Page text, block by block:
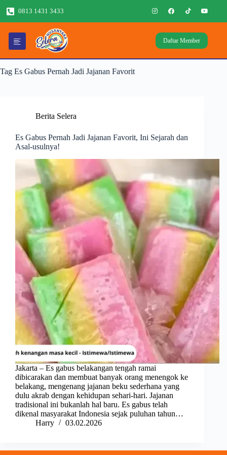
0813 1431 3433
Daftar Member
Tag Es Gabus Pernah Jadi Jajanan Favorit
Berita Selera
Es Gabus Pernah Jadi Jajanan Favorit, Ini Sejarah dan
Asal-usulnya!
Jakarta – Es gabus belakangan tengah ramai
dibicarakan dan membuat banyak orang menengok ke
belakang, mengenang jajanan beku sederhana yang
dulu akrab dengan kehidupan sehari-hari. Jajanan
tradisional ini bukanlah hal baru. Es gabus telah
dikenal masyarakat Indonesia sejak puluhan tahun…
Harry
03.02.2026